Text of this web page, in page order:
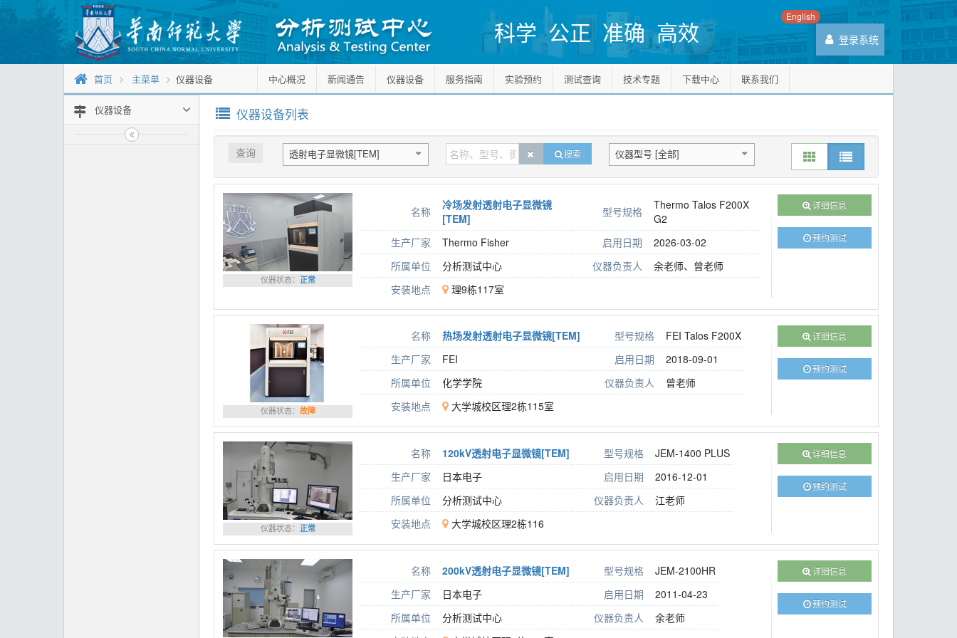
科学 公正 准确 高效
English
登录系统
首页 主菜单 仪器设备 中心概况 新闻通告 仪器设备 服务指南 实验预约 测试查询 技术专题 下载中心 联系我们
仪器设备 仪器设备列表
查询 透射电子显微镜[TEM] 搜索 仪器型号 [全部]
仪器状态： 正常
名称
冷场发射透射电子显微镜
[TEM]
型号规格
Thermo Talos F200X
G2
生产厂家
Thermo Fisher 启用日期
2026-03-02
所属单位
分析测试中心 仪器负责人
余老师、曾老师
安装地点
理9栋117室
详细信息
预约测试
仪器状态： 故障
名称 热场发射透射电子显微镜[TEM] 型号规格
FEI Talos F200X
生产厂家
FEI 启用日期
2018-09-01
所属单位
化学学院 仪器负责人
曾老师
安装地点
大学城校区理2栋115室
详细信息
预约测试
仪器状态： 正常
名称 120kV透射电子显微镜[TEM] 型号规格
JEM-1400 PLUS
生产厂家
日本电子 启用日期
2016-12-01
所属单位
分析测试中心 仪器负责人
江老师
安装地点
大学城校区理2栋116
详细信息
预约测试
名称 200kV透射电子显微镜[TEM] 型号规格
JEM-2100HR
生产厂家
日本电子 启用日期
2011-04-23
所属单位
分析测试中心 仪器负责人
余老师
详细信息
预约测试